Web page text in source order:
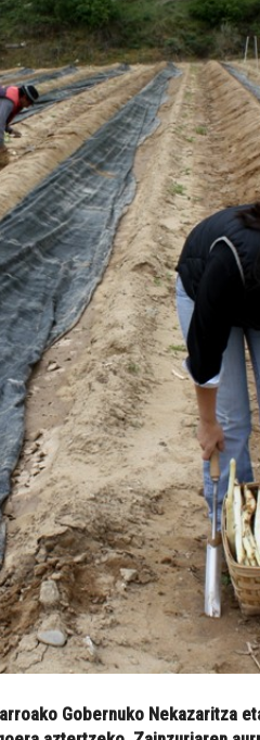
Gobernuko Nekazaritza